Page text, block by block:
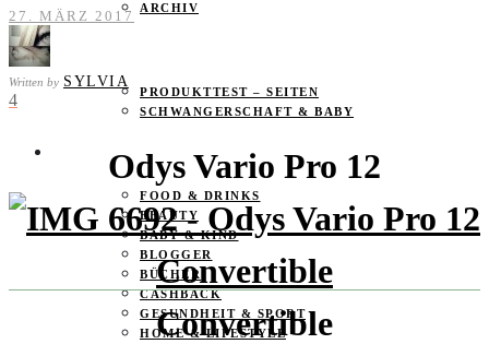
ARCHIV
PRODUKTTEST – SEITEN
SCHWANGERSCHAFT & BABY
PRODUKTTESTER GESUCHT
FOOD & DRINKS
BEAUTY
BABY & KIND
BLOGGER
BÜCHER
CASHBACK
GESUNDHEIT & SPORT
HOME & LIFESTYLE
27. MÄRZ 2017
Written by SYLVIA
4
Odys Vario Pro 12
Convertible